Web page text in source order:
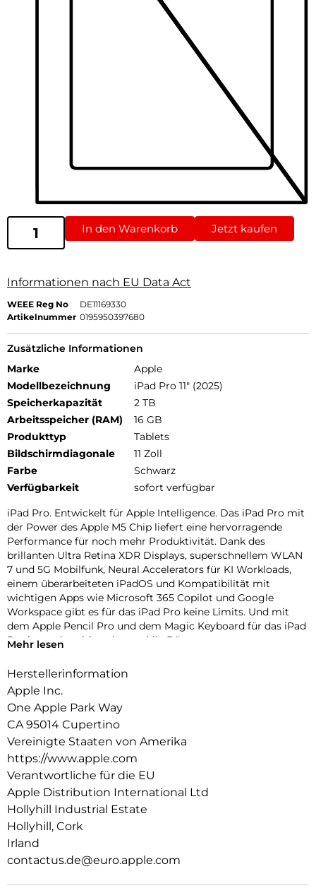
In den Warenkorb Jetzt kaufen
Informationen nach EU Data Act
WEEE Reg No
DE11169330
Artikelnummer 0195950397680
Zusätzliche Informationen
Marke
Apple
Modellbezeichnung
iPad Pro 11" (2025)
Speicherkapazität
2 TB
Arbeitsspeicher (RAM)
16 GB
Produkttyp
Tablets
Bildschirmdiagonale
11 Zoll
Farbe
Schwarz
Verfügbarkeit
sofort verfügbar
iPad Pro. Entwickelt für Apple Intelligence. Das iPad Pro mit
der Power des Apple M5 Chip liefert eine hervorragende
Performance für noch mehr Produktivität. Dank des
brillanten Ultra Retina XDR Displays, superschnellem WLAN
7 und 5G Mobilfunk, Neural Accelerators für KI Workloads,
einem überarbeiteten iPadOS und Kompatibilität mit
wichtigen Apps wie Microsoft 365 Copilot und Google
Workspace gibt es für das iPad Pro keine Limits. Und mit
dem Apple Pencil Pro und dem Magic Keyboard für das iPad
Pro ist es das ultimative mobile Büro.
ist der nächste Riesensprung für KI auf dem iPad. Mit bis zu 2
TB Speicher, 16 GB Arbeitsspeicher und leistungsstarken
Neural Accelerators für KI Performance können Projekte
jeder Größe einfach bewältigt werden.
IPADOS: Mit Pro Apps noch mehr erledigen, dank iPadOS 26
mit Liquid Glass Design und Fähigkeiten, die alles verändern.
Mit dem intuitiven und flexiblen Fenstersystem werden
Workflows gesteuert, organisiert und verwaltet wie nie
zuvor.
APPLE INTELLIGENCE: Apple Intelligence ist das persönliche
Intelligenz System. Es hilft zu kommunizieren, sich
auszudrücken und Dinge einfacher zu erledigen – mit
bahnbrechendem Datenschutz bei jedem Schritt.
Mehr lesen
Herstellerinformation
Apple Inc.
One Apple Park Way
CA 95014 Cupertino
Vereinigte Staaten von Amerika
https://www.apple.com
Verantwortliche für die EU
Apple Distribution International Ltd
Hollyhill Industrial Estate
Hollyhill, Cork
Irland
contactus.de@euro.apple.com